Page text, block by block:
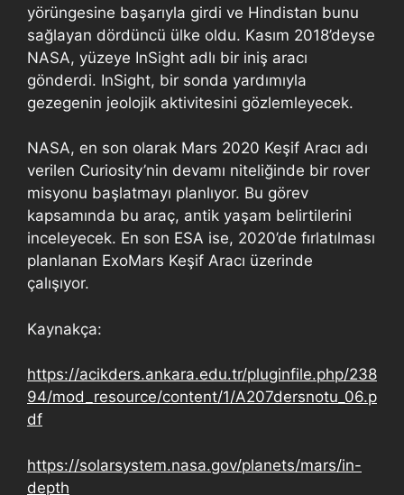
yörüngesine başarıyla girdi ve Hindistan bunu
sağlayan dördüncü ülke oldu. Kasım 2018’deyse
NASA, yüzeye InSight adlı bir iniş aracı
gönderdi. InSight, bir sonda yardımıyla
gezegenin jeolojik aktivitesini gözlemleyecek.
NASA, en son olarak Mars 2020 Keşif Aracı adı
verilen Curiosity’nin devamı niteliğinde bir rover
misyonu başlatmayı planlıyor. Bu görev
kapsamında bu araç, antik yaşam belirtilerini
inceleyecek. En son ESA ise, 2020’de fırlatılması
planlanan ExoMars Keşif Aracı üzerinde
çalışıyor.
Kaynakça:
https://acikders.ankara.edu.tr/pluginfile.php/238
94/mod_resource/content/1/A207dersnotu_06.p
df
https://solarsystem.nasa.gov/planets/mars/in-
depth